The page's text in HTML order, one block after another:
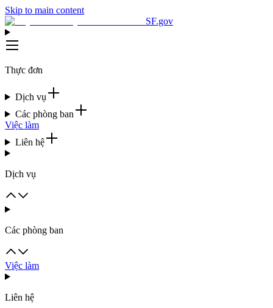
Skip to main content
SF.gov
Thực đơn
Dịch vụ
Các phòng ban
Việc làm
Liên hệ
Dịch vụ
Các phòng ban
Việc làm
Liên hệ